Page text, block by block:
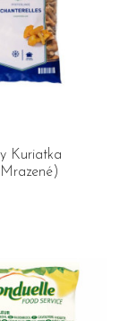
Kuriatka